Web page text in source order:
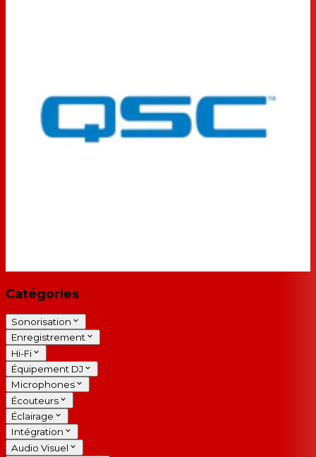
Catégories
Sonorisation
Enregistrement
Hi-Fi
Équipement DJ
Microphones
Écouteurs
Éclairage
Intégration
Audio Visuel